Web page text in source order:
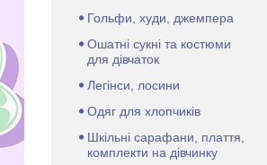
Гольфи, худи, джемпера
Ошатні сукні та костюми
для дівчаток
Легінси, лосини
Одяг для хлопчиків
Шкільні сарафани, плаття,
комплекти на дівчинку